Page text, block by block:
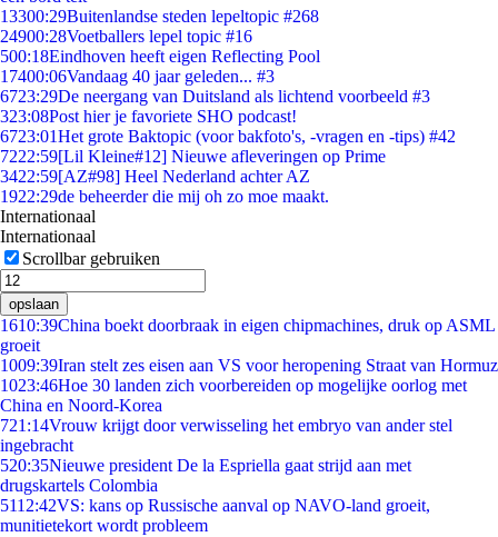
13300:29Buitenlandse steden lepeltopic #268
24900:28Voetballers lepel topic #16
500:18Eindhoven heeft eigen Reflecting Pool
17400:06Vandaag 40 jaar geleden... #3
6723:29De neergang van Duitsland als lichtend voorbeeld #3
323:08Post hier je favoriete SHO podcast!
6723:01Het grote Baktopic (voor bakfoto's, -vragen en -tips) #42
7222:59[Lil Kleine#12] Nieuwe afleveringen op Prime
3422:59[AZ#98] Heel Nederland achter AZ
1922:29de beheerder die mij oh zo moe maakt.
Internationaal
Internationaal
Scrollbar gebruiken
opslaan
1610:39China boekt doorbraak in eigen chipmachines, druk op ASML
groeit
1009:39Iran stelt zes eisen aan VS voor heropening Straat van Hormuz
1023:46Hoe 30 landen zich voorbereiden op mogelijke oorlog met
China en Noord-Korea
721:14Vrouw krijgt door verwisseling het embryo van ander stel
ingebracht
520:35Nieuwe president De la Espriella gaat strijd aan met
drugskartels Colombia
5112:42VS: kans op Russische aanval op NAVO-land groeit,
munitietekort wordt probleem